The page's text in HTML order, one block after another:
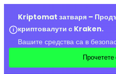
Kriptomat затваря –
криптовалути с Kraken.
Вашите средства са в